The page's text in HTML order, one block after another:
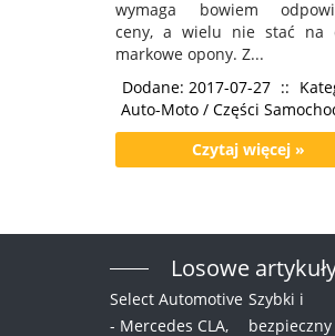
wymaga bowiem
ceny, a wielu nie stać na
markowe opony. Z...
Dodane: 2017-07-27 ::
Auto-Moto / Części
Czytaj więcej »
Losowe
Select Automotive
- Mercedes CLA,
Szybki i
bezpieczny